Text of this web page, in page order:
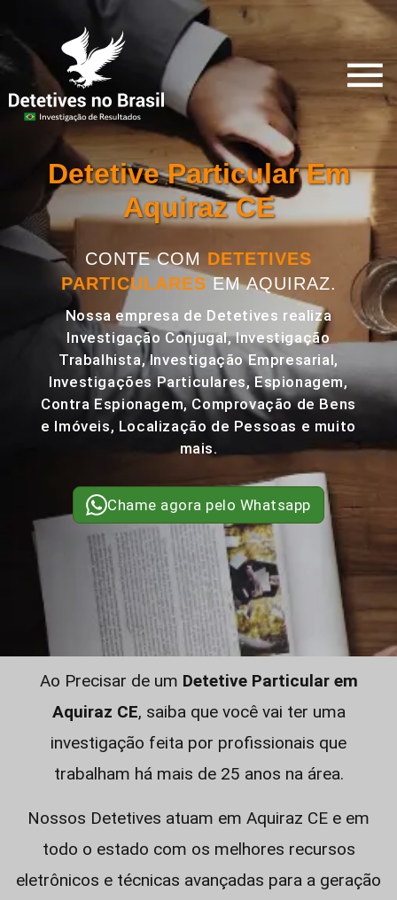
Detetive Particular Em
Aquiraz CE
CONTE COM DETETIVES
PARTICULARES EM AQUIRAZ.
Nossa empresa de Detetives realiza
Investigação Conjugal, Investigação
Trabalhista, Investigação Empresarial,
Investigações Particulares, Espionagem,
Contra Espionagem, Comprovação de Bens
e Imóveis, Localização de Pessoas e muito
mais.
Chame agora pelo Whatsapp
Ao Precisar de um Detetive Particular em
Aquiraz CE, saiba que você vai ter uma
investigação feita por profissionais que
trabalham há mais de 25 anos na área.
Nossos Detetives atuam em Aquiraz CE e em
todo o estado com os melhores recursos
eletrônicos e técnicas avançadas para a geração